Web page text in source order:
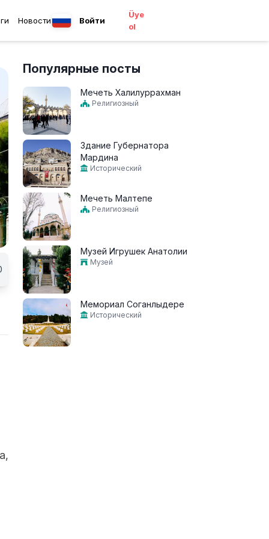
Новости Войти
Üye
ol
Популярные посты
Мечеть Халилуррахман
Религиозный
Здание Губернатора
Мардина
Исторический
Мечеть Малтепе
Религиозный
Музей Игрушек Анатолии
Музей
Мемориал Соганлыдере
Исторический